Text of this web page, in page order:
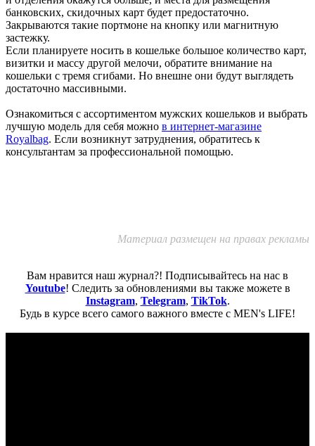
банковских, скидочных карт будет предостаточно.
Закрываются такие портмоне на кнопку или магнитную
застежку.
Если планируете носить в кошельке большое количество карт,
визитки и массу другой мелочи, обратите внимание на
кошельки с тремя сгибами. Но внешне они будут выглядеть
достаточно массивными.
Ознакомиться с ассортиментом мужских кошельков и выбрать
лучшую модель для себя можно в интернет-магазине
Royalbag. Если возникнут затруднения, обратитесь к
консультантам за профессиональной помощью.
Материал размещен на правах рекламы
Вам нравится наш журнал?! Подписывайтесь на нас в
Youtube! Следить за обновлениями вы также можете в
Instagram, Telegram, TikTok.
Будь в курсе всего самого важного вместе с MEN's LIFE!